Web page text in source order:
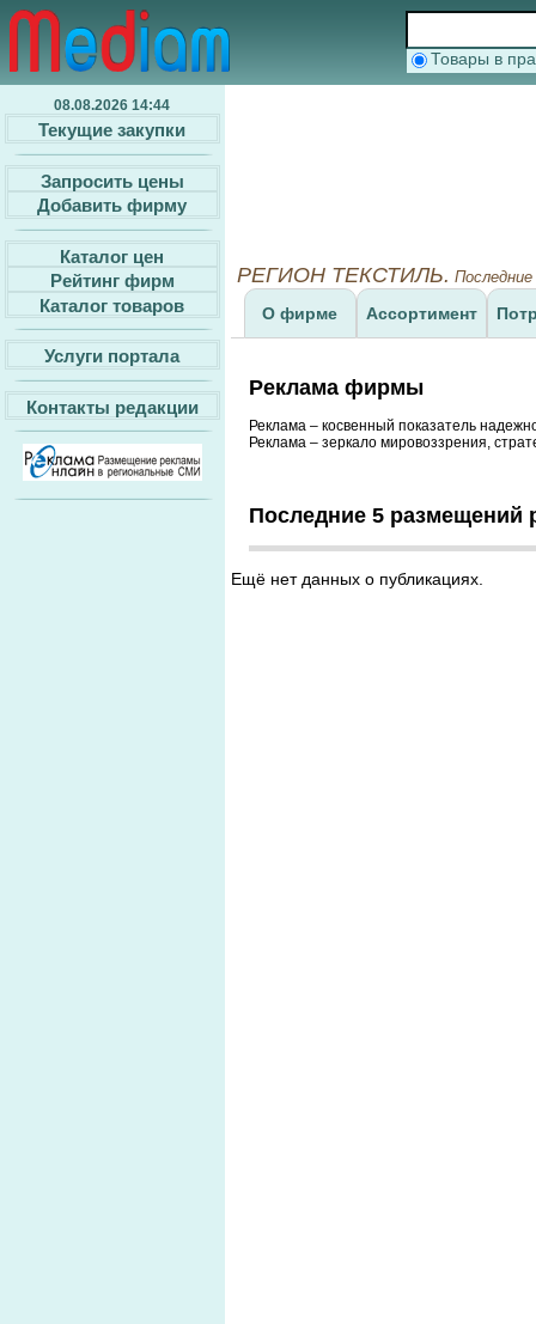
Товары в
08.08.2026 14:44
Текущие закупки
Запросить цены
Добавить фирму
Каталог цен
Рейтинг фирм
Каталог товаров
Услуги портала
Контакты редакции
РЕГИОН ТЕКСТИЛЬ.
О фирме Ассортимент
Реклама фирмы
Реклама – косвенный показатель
Реклама – зеркало мировоззрения,
Последние 5 размещений
Ещё нет данных о публикациях.